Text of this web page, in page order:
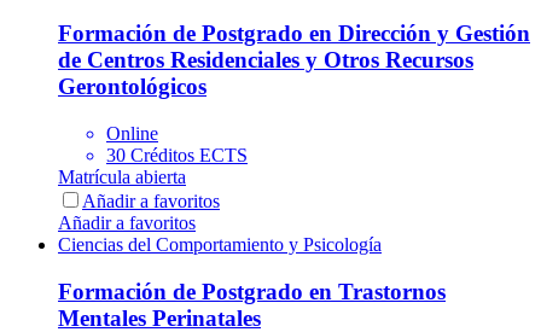
Formación de Postgrado en Dirección y Gestión
de Centros Residenciales y Otros Recursos
Gerontológicos
Online
30 Créditos ECTS
Matrícula abierta
Añadir a favoritos
Añadir a favoritos
Ciencias del Comportamiento y Psicología
Formación de Postgrado en Trastornos
Mentales Perinatales